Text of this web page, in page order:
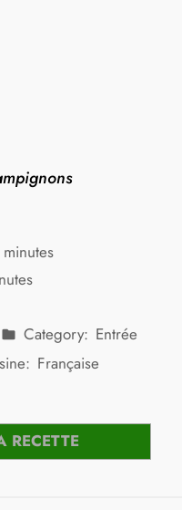
Category: Entrée
Française
RECETTE